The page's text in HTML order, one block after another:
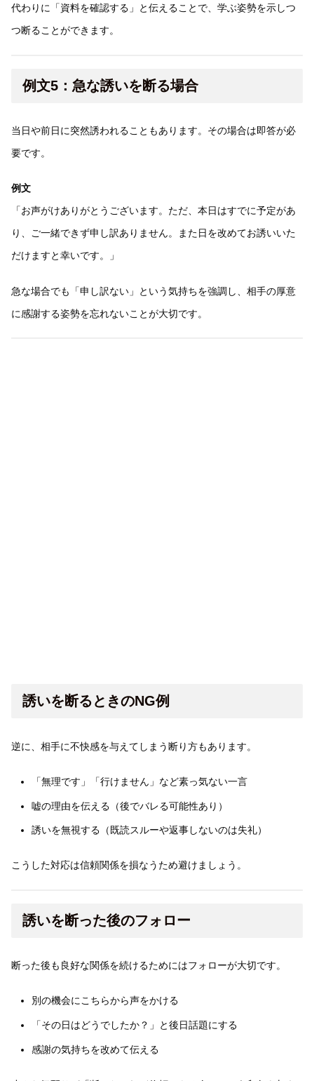
代わりに「資料を確認する」と伝えることで、学ぶ姿勢を示しつ
つ断ることができます。
例文5：急な誘いを断る場合
当日や前日に突然誘われることもあります。その場合は即答が必
要です。
例文
「お声がけありがとうございます。ただ、本日はすでに予定があ
り、ご一緒できず申し訳ありません。また日を改めてお誘いいた
だけますと幸いです。」
急な場合でも「申し訳ない」という気持ちを強調し、相手の厚意
に感謝する姿勢を忘れないことが大切です。
誘いを断るときのNG例
逆に、相手に不快感を与えてしまう断り方もあります。
「無理です」「行けません」など素っ気ない一言
嘘の理由を伝える（後でバレる可能性あり）
誘いを無視する（既読スルーや返事しないのは失礼）
こうした対応は信頼関係を損なうため避けましょう。
誘いを断った後のフォロー
断った後も良好な関係を続けるためにはフォローが大切です。
別の機会にこちらから声をかける
「その日はどうでしたか？」と後日話題にする
感謝の気持ちを改めて伝える